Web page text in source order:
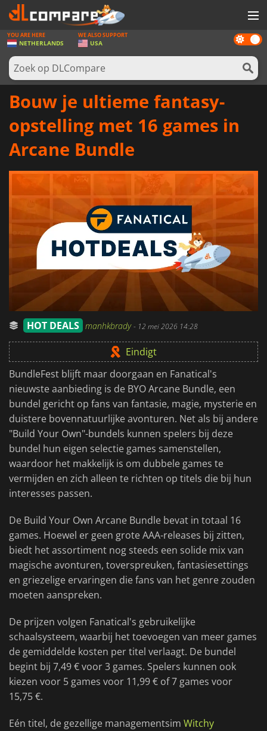
SPELLEN
GAME CARDS
SOFTWARE
NIEUWS
Dark
mode
YOU ARE HERE
NETHERLANDS
WE ALSO SUPPORT
USA
Bouw je ultieme fantasy-
opstelling met 16 games in
Arcane Bundle
HOT DEALS manhkbrady- 12 mei 2026 14:28
Eindigt
BundleFest blijft maar doorgaan en Fanatical's
nieuwste aanbieding is de BYO Arcane Bundle, een
bundel gericht op fans van fantasie, magie, mysterie en
duistere bovennatuurlijke avonturen. Net als bij andere
"Build Your Own"-bundels kunnen spelers bij deze
bundel hun eigen selectie games samenstellen,
waardoor het makkelijk is om dubbele games te
vermijden en zich alleen te richten op titels die bij hun
interesses passen.
De Build Your Own Arcane Bundle bevat in totaal 16
games. Hoewel er geen grote AAA-releases bij zitten,
biedt het assortiment nog steeds een solide mix van
magische avonturen, toverspreuken, fantasiesettings
en griezelige ervaringen die fans van het genre zouden
moeten aanspreken.
De prijzen volgen Fanatical's gebruikelijke
schaalsysteem, waarbij het toevoegen van meer games
de gemiddelde kosten per titel verlaagt. De bundel
begint bij 7,49 € voor 3 games. Spelers kunnen ook
kiezen voor 5 games voor 11,99 € of 7 games voor
15,75 €.
Eén titel, de gezellige managementsim Witchy